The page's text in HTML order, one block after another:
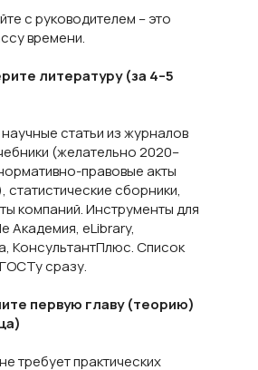
с руководителем – это
времени.
литературу (за 4–5
статьи из журналов
(желательно 2020–
правовые акты
статистические сборники,
компаний. Инструменты для
Академия, eLibrary,
КонсультантПлюс. Список
сразу.
первую главу (теорию)
требует практических